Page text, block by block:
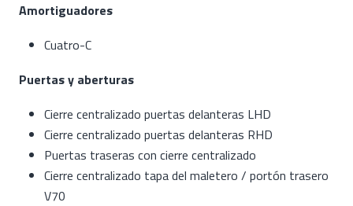
Amortiguadores
Cuatro-C
Puertas y aberturas
Cierre centralizado puertas delanteras LHD
Cierre centralizado puertas delanteras RHD
Puertas traseras con cierre centralizado
Cierre centralizado tapa del maletero / portón trasero
V70